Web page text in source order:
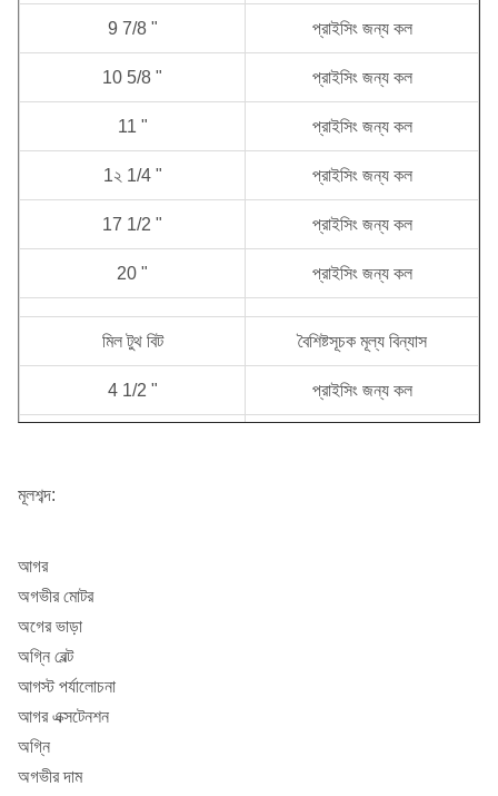
9 7/8 " প্রাইসিং জন্য কল
10 5/8 " প্রাইসিং জন্য কল
11 " প্রাইসিং জন্য কল
1২ 1/4 " প্রাইসিং জন্য কল
17 1/2 " প্রাইসিং জন্য কল
20 " প্রাইসিং জন্য কল
মিল টুথ বিট বৈশিষ্টসূচক মূল্য বিন্যাস
4 1/2 " প্রাইসিং জন্য কল
9 7/8 "
মূলশব্দ:
আগর
অগভীর মোটর
অগের ভাড়া
অগি্ন বেল্ট
আগস্ট পর্যালোচনা
আগর এক্সটেনশন
অগি্ন
অগভীর দাম